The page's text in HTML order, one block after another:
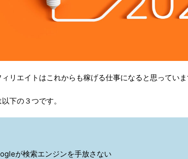
ィリエイトはこれからも稼げる仕事になると思っていま
下の３つです。
が検索エンジンを手放さない